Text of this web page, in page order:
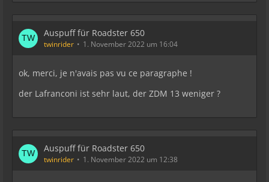
Auspuff für Roadster 650
twinrider 1. November 2022 um 16:04
ok, merci, je n'avais pas vu ce paragraphe !
der Lafranconi ist sehr laut, der ZDM 13 weniger ?
Auspuff für Roadster 650
twinrider 1. November 2022 um 12:38